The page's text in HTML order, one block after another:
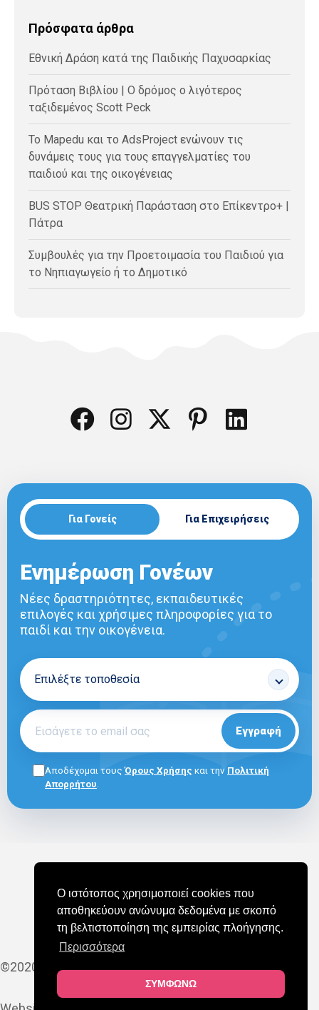
Ο ιστότοπος χρησιμοποιεί cookies που
αποθηκεύουν ανώνυμα δεδομένα με σκοπό
τη βελτιστοποίηση της εμπειρίας πλοήγησης.
Περισσότερα
ΣΥΜΦΩΝΩ
Πρόσφατα άρθρα
Εθνική Δράση κατά της Παιδικής Παχυσαρκίας
Πρόταση Βιβλίου | Ο δρόμος ο λιγότερος
ταξιδεμένος Scott Peck
Το Mapedu και το AdsProject ενώνουν τις
δυνάμεις τους για τους επαγγελματίες του
παιδιού και της οικογένειας
BUS STOP Θεατρική Παράσταση στο Επίκεντρο+ |
Πάτρα
Συμβουλές για την Προετοιμασία του Παιδιού για
το Νηπιαγωγείο ή το Δημοτικό
Για Γονείς Για Επιχειρήσεις
Ενημέρωση Γονέων
Νέες δραστηριότητες, εκπαιδευτικές
επιλογές και χρήσιμες πληροφορίες για το
παιδί και την οικογένεια.
Εγγραφή
Αποδέχομαι τουςΌρους Χρήσης και την Πολιτική
Απορρήτου
ΠΟΛΙΤΙΚΗ COOKIES ΠΟΛΙΤΙΚΗ ΑΠΟΡΡΗΤΟΥ
ΣΥΧΝΕΣ ΕΡΩΤΗΣΕΙΣ (FAQ)
©2020-2025 MAPEDU